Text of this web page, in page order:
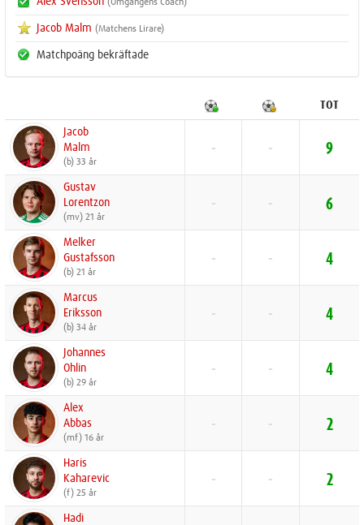
(Omgångens Coach)
Jacob Malm (Matchens Lirare)
Matchpoäng bekräftade
TOT
Jacob
Malm
(b) 33 år
- - 9
Gustav
Lorentzon
(mv) 21 år
- - 6
Melker
Gustafsson
(b) 21 år
- - 4
Marcus
Eriksson
(b) 34 år
- - 4
Johannes
Ohlin
(b) 29 år
- - 4
Alex
Abbas
(mf) 16 år
- - 2
Haris
Kaharevic
(f) 25 år
- - 2
Hadi